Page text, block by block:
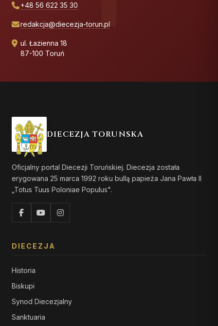
+48 56 622 35 30
redakcja@diecezja-torun.pl
ul. Łazienna 18
87-100 Toruń
DIECEZJA TORUŃSKA
Oficjalny portal Diecezji Toruńskiej. Diecezja została
erygowana 25 marca 1992 roku bullą papieża Jana Pawła II
„Totus Tuus Poloniae Populus".
DIECEZJA
Historia
Biskupi
Synod Diecezjalny
Sanktuaria